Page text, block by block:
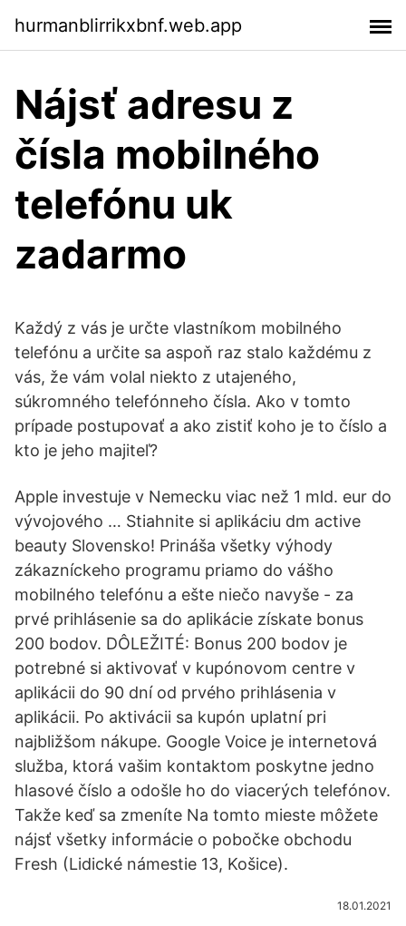
hurmanblirrikxbnf.web.app
Nájsť adresu z
čísla mobilného
telefónu uk
zadarmo
Každý z vás je určte vlastníkom mobilného
telefónu a určite sa aspoň raz stalo každému z
vás, že vám volal niekto z utajeného,
súkromného telefónneho čísla. Ako v tomto
prípade postupovať a ako zistiť koho je to číslo a
kto je jeho majiteľ?
Apple investuje v Nemecku viac než 1 mld. eur do
vývojového … Stiahnite si aplikáciu dm active
beauty Slovensko! Prináša všetky výhody
zákazníckeho programu priamo do vášho
mobilného telefónu a ešte niečo navyše - za
prvé prihlásenie sa do aplikácie získate bonus
200 bodov. DÔLEŽITÉ: Bonus 200 bodov je
potrebné si aktivovať v kupónovom centre v
aplikácii do 90 dní od prvého prihlásenia v
aplikácii. Po aktivácii sa kupón uplatní pri
najbližšom nákupe. Google Voice je internetová
služba, ktorá vašim kontaktom poskytne jedno
hlasové číslo a odošle ho do viacerých telefónov.
Takže keď sa zmeníte Na tomto mieste môžete
nájsť všetky informácie o pobočke obchodu
Fresh (Lidické námestie 13, Košice).
18.01.2021